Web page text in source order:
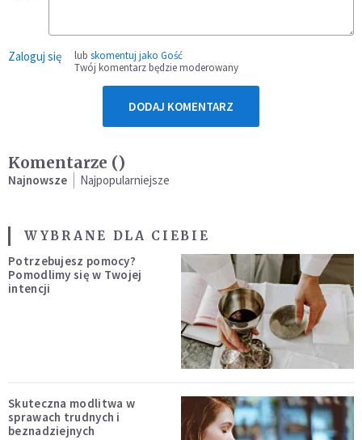
Zaloguj się lub skomentuj jako Gość
Twój komentarz będzie moderowany
DODAJ KOMENTARZ
Komentarze ()
Najnowsze Najpopularniejsze
WYBRANE DLA CIEBIE
Potrzebujesz pomocy?
Pomodlimy się w Twojej
intencji
Skuteczna modlitwa w
sprawach trudnych i
beznadziejnych